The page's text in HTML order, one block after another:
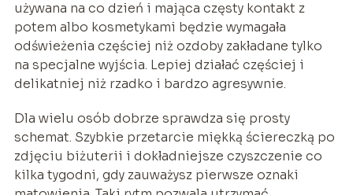
używana na co dzień i mająca częsty kontakt z
potem albo kosmetykami będzie wymagała
odświeżenia częściej niż ozdoby zakładane tylko
na specjalne wyjścia. Lepiej działać częściej i
delikatniej niż rzadko i bardzo agresywnie.
Dla wielu osób dobrze sprawdza się prosty
schemat. Szybkie przetarcie miękką ściereczką po
zdjęciu biżuterii i dokładniejsze czyszczenie co
kilka tygodni, gdy zauważysz pierwsze oznaki